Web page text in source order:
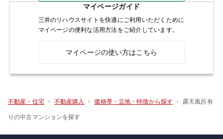
マイページガイド
三井のリハウスサイトを快適にご利用いただくために
マイページの便利な活用方法をご紹介しています。
マイページの使い方はこちら
不動産・住宅 不動産購入 価格帯・立地・特徴から探す 露天風呂有
りの中古マンションを探す